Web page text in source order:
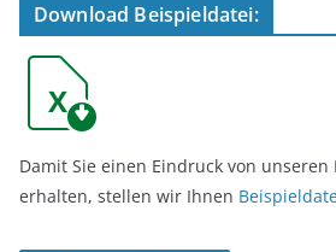
Download Beispieldatei:
Damit Sie einen Eindruck von unseren
erhalten, stellen wir Ihnen